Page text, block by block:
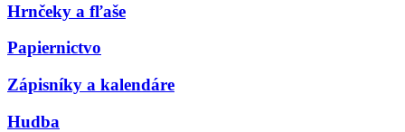
Hrnčeky a fľaše
Papiernictvo
Zápisníky a kalendáre
Hudba